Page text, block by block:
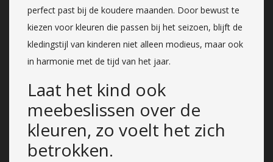
perfect past bij de koudere maanden. Door bewust te
kiezen voor kleuren die passen bij het seizoen, blijft de
kledingstijl van kinderen niet alleen modieus, maar ook
in harmonie met de tijd van het jaar.
Laat het kind ook
meebeslissen over de
kleuren, zo voelt het zich
betrokken.